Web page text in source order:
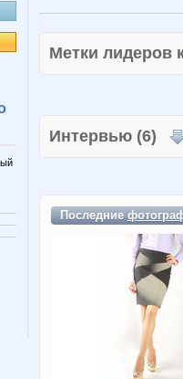
Метки
Интервью (6)
Последние